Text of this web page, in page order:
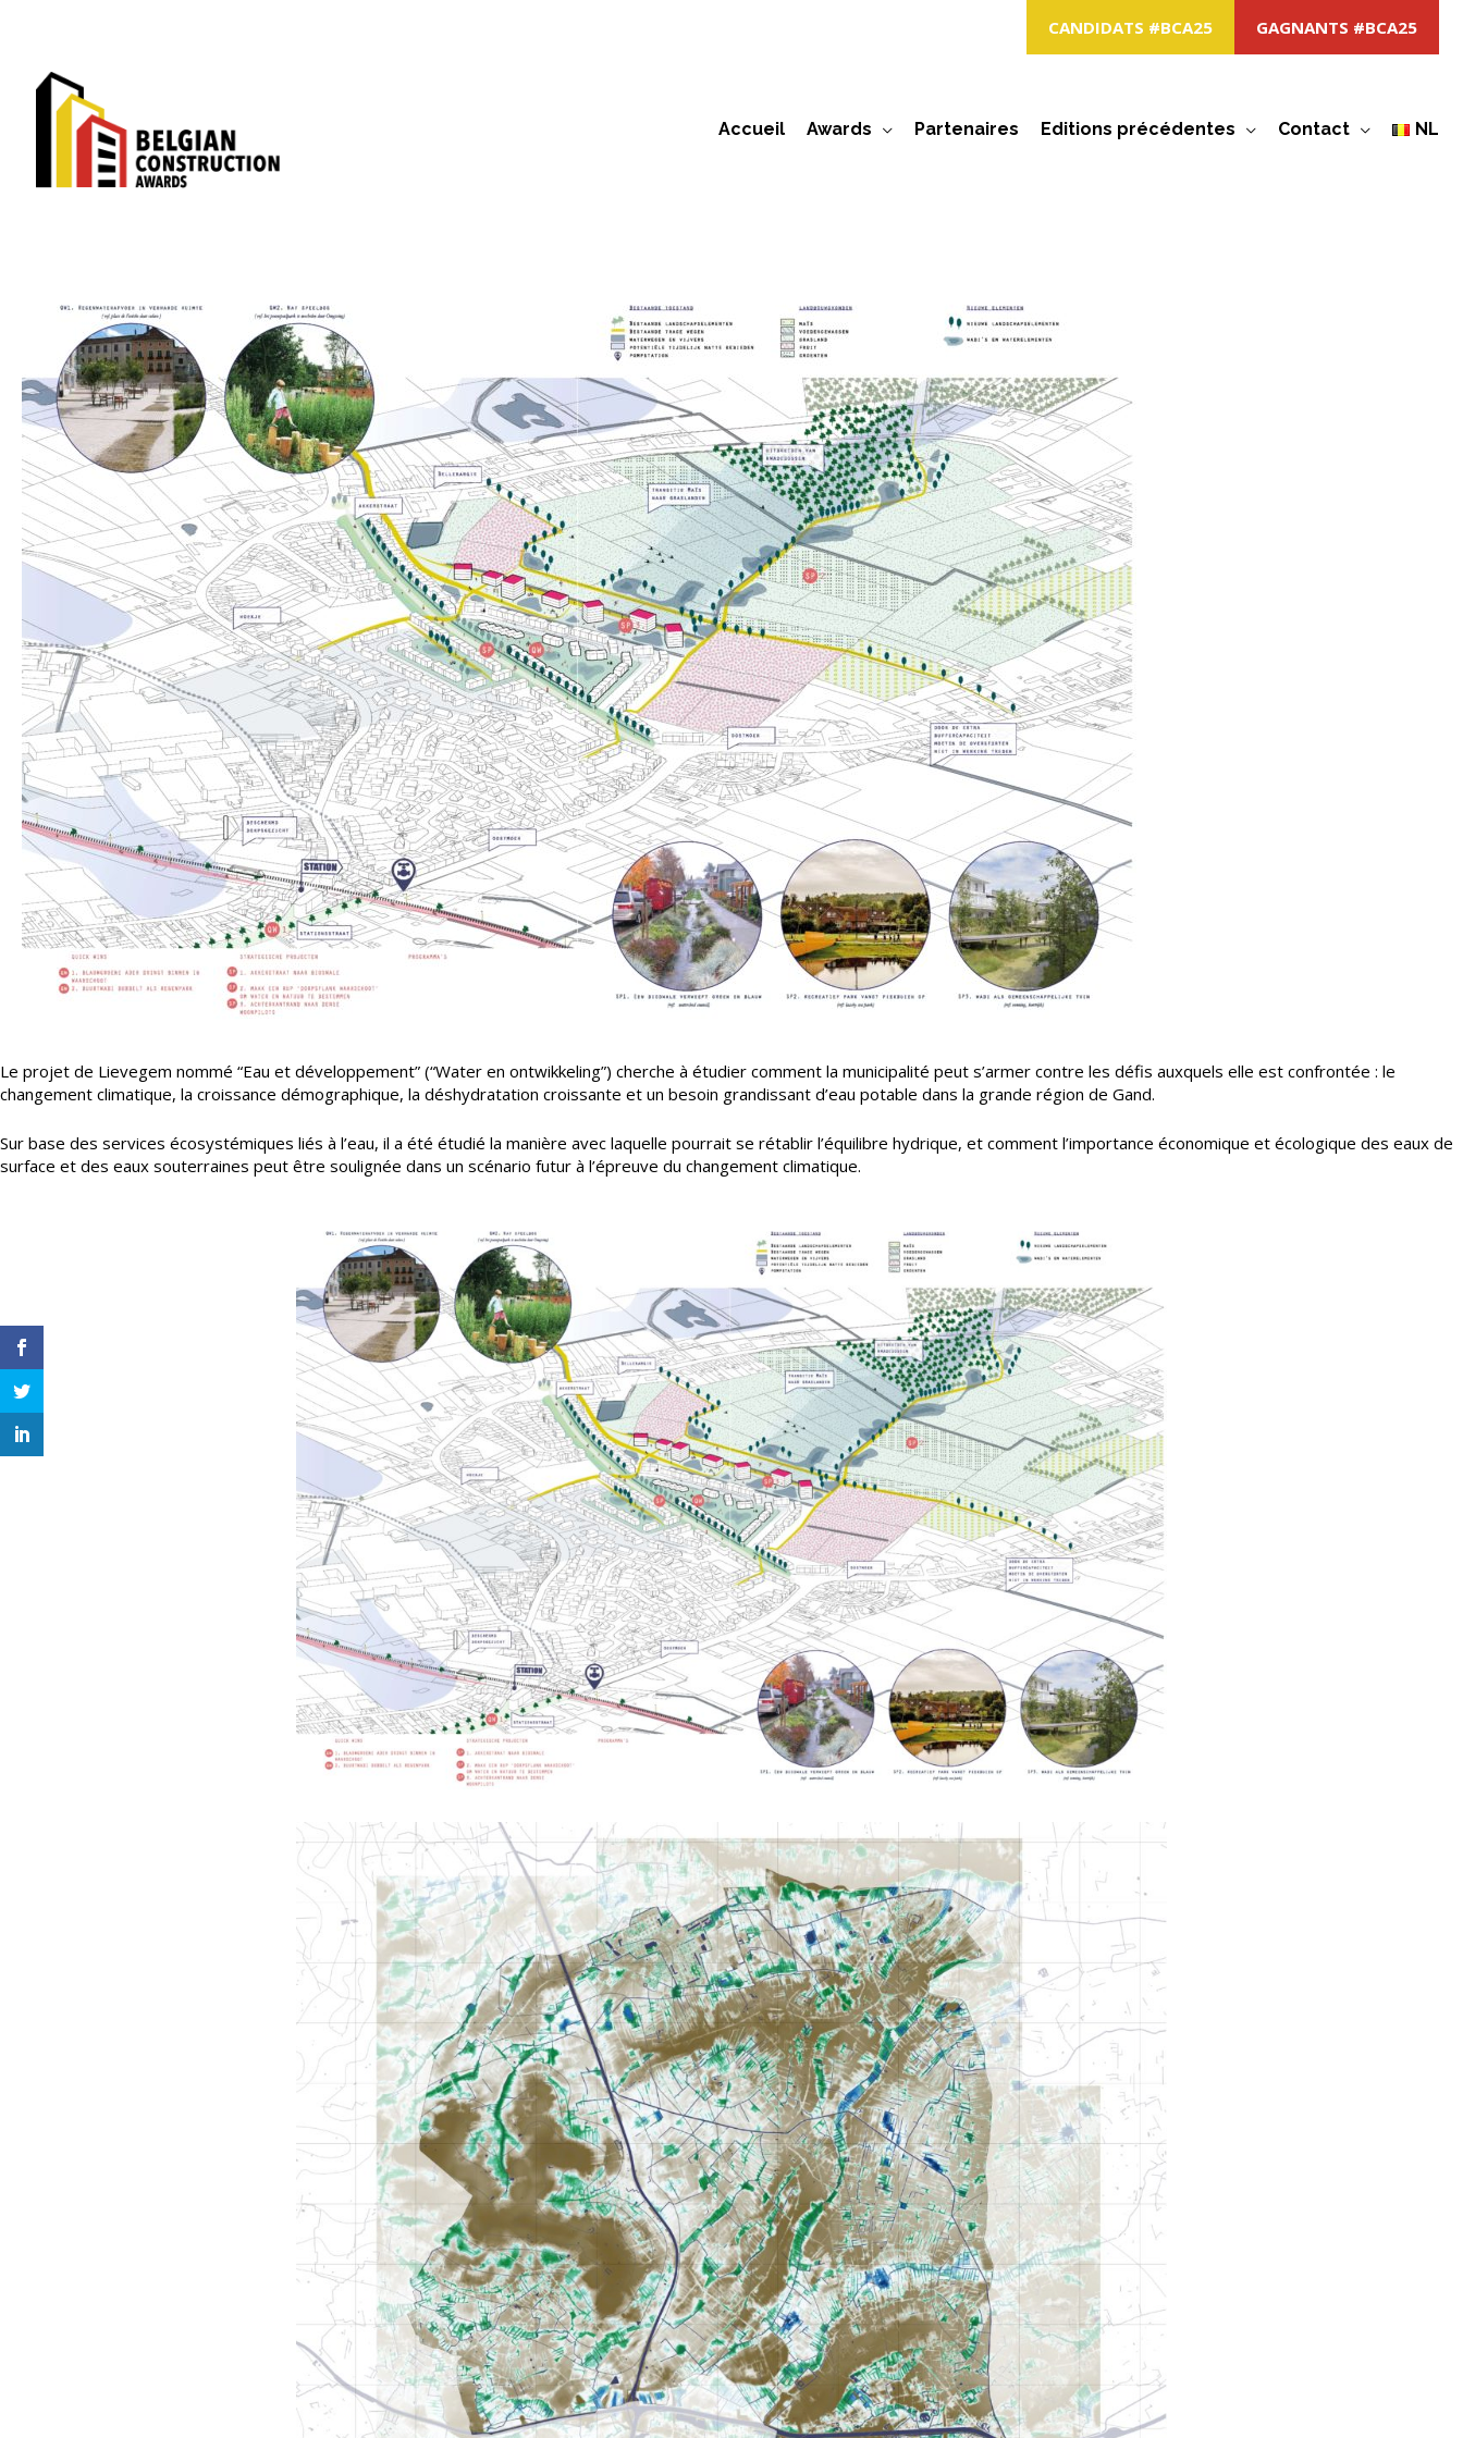
CANDIDATS #BCA25 GAGNANTS #BCA25
Accueil Awards Partenaires Editions précédentes Contact NL
Le projet de Lievegem nommé “Eau et développement” (“Water en ontwikkeling”) cherche à étudier comment la municipalité peut s’armer contre les défis auxquels elle est confrontée : le
changement climatique, la croissance démographique, la déshydratation croissante et un besoin grandissant d’eau potable dans la grande région de Gand.
Sur base des services écosystémiques liés à l’eau, il a été étudié la manière avec laquelle pourrait se rétablir l’équilibre hydrique, et comment l’importance économique et écologique des eaux de
surface et des eaux souterraines peut être soulignée dans un scénario futur à l’épreuve du changement climatique.